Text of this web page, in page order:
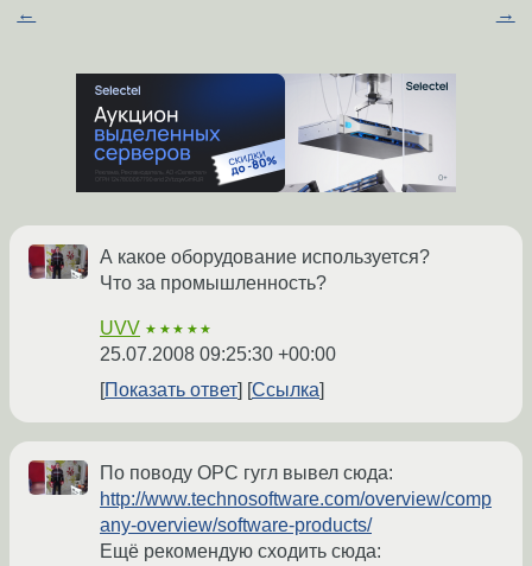
← →
А какое оборудование используется?
Что за промышленность?
UVV ★★★★★
25.07.2008 09:25:30 +00:00
Показать ответ
Ссылка
По поводу OPC гугл вывел сюда:
http://www.technosoftware.com/overview/comp
any-overview/software-products/
Ещё рекомендую сходить сюда: